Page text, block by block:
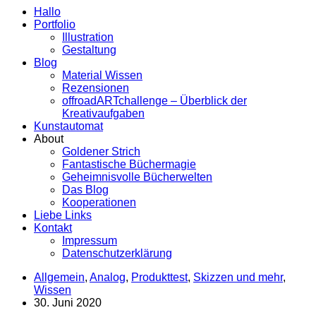
Hallo
Portfolio
Illustration
Gestaltung
Blog
Material Wissen
Rezensionen
offroadARTchallenge – Überblick der
Kreativaufgaben
Kunstautomat
About
Goldener Strich
Fantastische Büchermagie
Geheimnisvolle Bücherwelten
Das Blog
Kooperationen
Liebe Links
Kontakt
Impressum
Datenschutzerklärung
Allgemein, Analog, Produkttest, Skizzen und mehr,
Wissen
30. Juni 2020